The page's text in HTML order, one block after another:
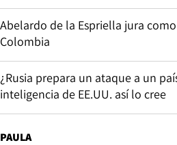
Abelardo de la Espriella jura
Colombia
¿Rusia prepara un ataque a un
inteligencia de EE.UU. así lo cree
PAULA